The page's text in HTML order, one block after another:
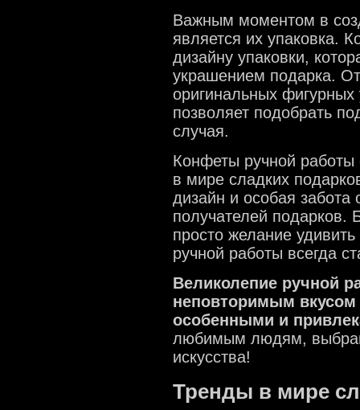
Важным моментом в
является их упаковка.
дизайну упаковки,
украшением подарка.
оригинальных
позволяет подобрать
случая.
Конфеты ручной работы
в мире сладких
дизайн и особая
получателей
просто желание
ручной работы всегда
Великолепие ручной
неповторимым вкусом
особенными и
любимым людям,
искусства!
Тренды в мире